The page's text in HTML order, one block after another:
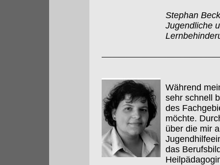
Stephan
Jugendliche
Während
sehr schnell
des
möchte.
über die mir
das